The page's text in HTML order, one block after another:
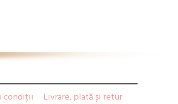
condiții Livrare, plată și retur